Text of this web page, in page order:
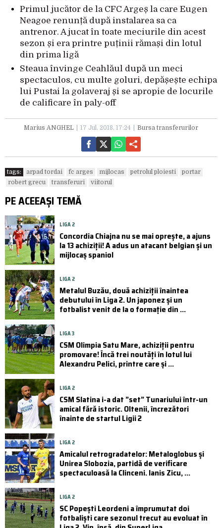
Primul jucător de la CFC Argeș la care Eugen
Neagoe renunță după instalarea sa ca
antrenor. A jucat în toate meciurile din acest
sezon și era printre puținii rămași din lotul
din prima ligă
Steaua învinge Ceahlăul după un meci
spectaculos, cu multe goluri, depășește echipa
lui Pustai la golaveraj și se apropie de locurile
de calificare în paly-off
Marius ANGHEL 17 Jul. 2018, 17:24 Bursa transferurilor
tags: arpad tordai fc arges mijlocas petrolul ploiesti
portar
robert grecu
transferuri viitorul
PE ACEEAȘI TEMĂ
LIGA 2
Concordia Chiajna nu se mai oprește, a ajuns
la 13 achiziții! A adus un atacant belgian și un
mijlocaș spaniol
LIGA 2
Metalul Buzău, două achiziții înaintea
debutului în Liga 2. Un japonez și un
fotbalist venit de la o formație din ...
LIGA 3
CSM Olimpia Satu Mare, achiziții pentru
promovare! Încă trei noutăți în lotul lui
Alexandru Pelici, printre care și ...
LIGA 2
CSM Slatina i-a dat ”set” Tunariului într-un
amical fără istoric. Oltenii, încrezători
înainte de startul Ligii 2
LIGA 2
Amicalul retrogradatelor: Metaloglobus și
Unirea Slobozia, partidă de verificare
spectaculoasă la Clinceni. Ianis Zicu, ...
LIGA 2
SC Popești Leordeni a împrumutat doi
fotbaliști care sezonul trecut au evoluat în